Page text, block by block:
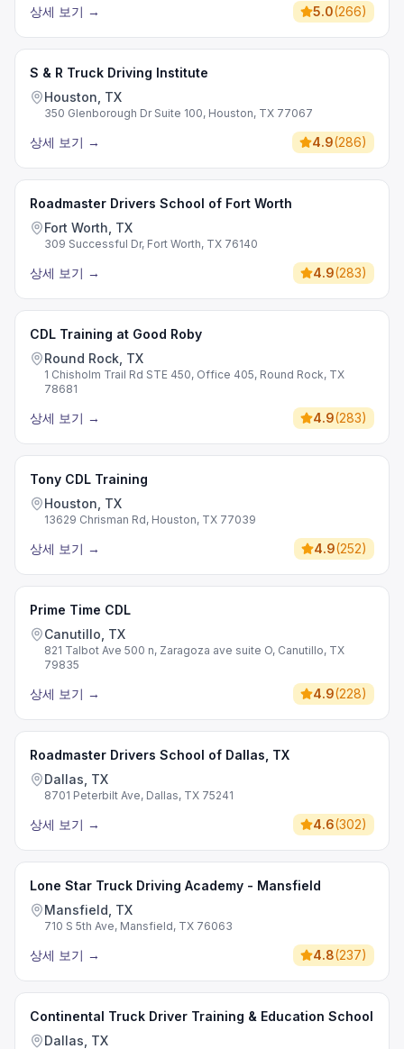
상세 보기 → 5.0(266)
S & R Truck Driving Institute
Houston, TX
350 Glenborough Dr Suite 100, Houston, TX 77067
상세 보기 → 4.9(286)
Roadmaster Drivers School of Fort Worth
Fort Worth, TX
309 Successful Dr, Fort Worth, TX 76140
상세 보기 → 4.9(283)
CDL Training at Good Roby
Round Rock, TX
1 Chisholm Trail Rd STE 450, Office 405, Round Rock, TX
78681
상세 보기 → 4.9(283)
Tony CDL Training
Houston, TX
13629 Chrisman Rd, Houston, TX 77039
상세 보기 → 4.9(252)
Prime Time CDL
Canutillo, TX
821 Talbot Ave 500 n, Zaragoza ave suite O, Canutillo, TX
79835
상세 보기 → 4.9(228)
Roadmaster Drivers School of Dallas, TX
Dallas, TX
8701 Peterbilt Ave, Dallas, TX 75241
상세 보기 → 4.6(302)
Lone Star Truck Driving Academy - Mansfield
Mansfield, TX
710 S 5th Ave, Mansfield, TX 76063
상세 보기 → 4.8(237)
Continental Truck Driver Training & Education School
Dallas, TX